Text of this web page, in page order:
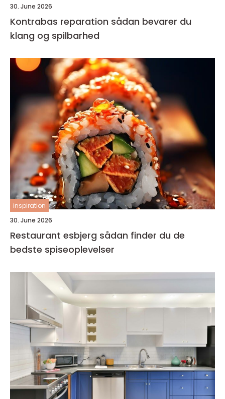
30. June 2026
Kontrabas reparation sådan bevarer du
klang og spilbarhed
inspiration
30. June 2026
Restaurant esbjerg sådan finder du de
bedste spiseoplevelser